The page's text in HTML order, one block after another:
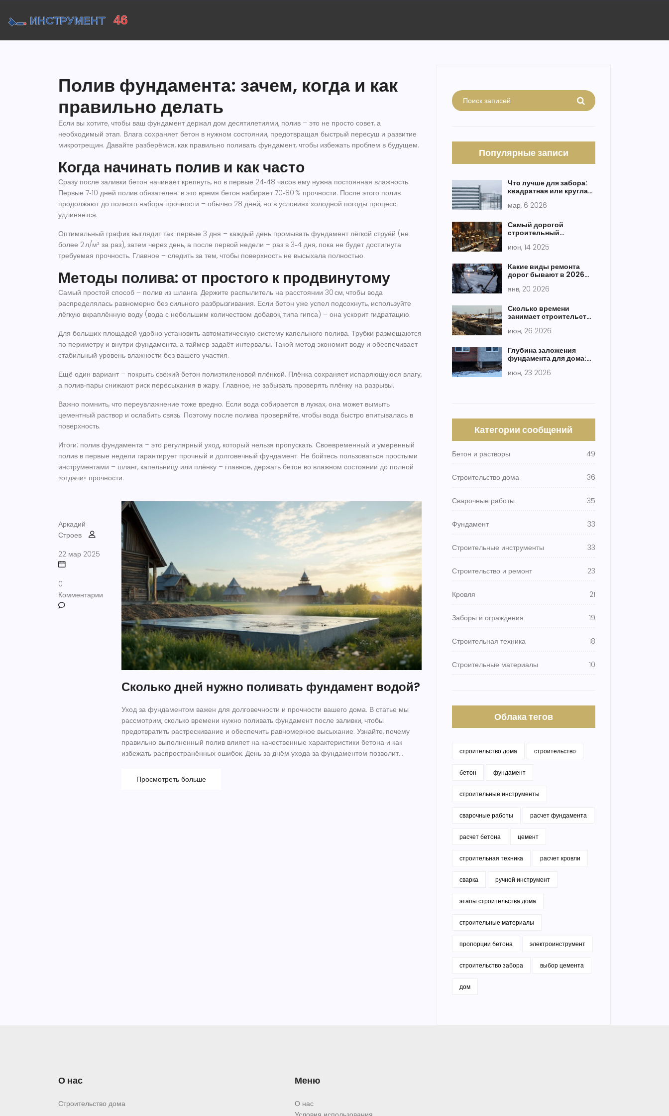
Полив фундамента: зачем, когда и как
правильно делать
Если вы хотите, чтобы ваш фундамент держал дом десятилетиями, полив – это не просто совет, а
необходимый этап. Влага сохраняет бетон в нужном состоянии, предотвращая быстрый пересуш и развитие
микротрещин. Давайте разберёмся, как правильно поливать фундамент, чтобы избежать проблем в будущем.
Когда начинать полив и как часто
Сразу после заливки бетон начинает крепнуть, но в первые 24‑48 часов ему нужна постоянная влажность.
Первые 7‑10 дней полив обязателен: в это время бетон набирает 70‑80 % прочности. После этого полив
продолжают до полного набора прочности – обычно 28 дней, но в условиях холодной погоды процесс
удлиняется.
Оптимальный график выглядит так: первые 3 дня – каждый день промывать фундамент лёгкой струёй (не
более 2 л/м² за раз), затем через день, а после первой недели – раз в 3‑4 дня, пока не будет достигнута
требуемая прочность. Главное – следить за тем, чтобы поверхность не высыхала полностью.
Методы полива: от простого к продвинутому
Самый простой способ – полив из шланга. Держите распылитель на расстоянии 30 см, чтобы вода
распределялась равномерно без сильного разбрызгивания. Если бетон уже успел подсохнуть, используйте
лёгкую вкраплённую воду (вода с небольшим количеством добавок, типа гипса) – она ускорит гидратацию.
Для больших площадей удобно установить автоматическую систему капельного полива. Трубки размещаются
по периметру и внутри фундамента, а таймер задаёт интервалы. Такой метод экономит воду и обеспечивает
стабильный уровень влажности без вашего участия.
Ещё один вариант – покрыть свежий бетон полиэтиленовой плёнкой. Плёнка сохраняет испаряющуюся влагу,
а полив‑пары снижают риск пересыхания в жару. Главное, не забывать проверять плёнку на разрывы.
Важно помнить, что переувлажнение тоже вредно. Если вода собирается в лужах, она может вымыть
цементный раствор и ослабить связь. Поэтому после полива проверяйте, чтобы вода быстро впитывалась в
поверхность.
Итоги: полив фундамента – это регулярный уход, который нельзя пропускать. Своевременный и умеренный
полив в первые недели гарантирует прочный и долговечный фундамент. Не бойтесь пользоваться простыми
инструментами – шланг, капельницу или плёнку – главное, держать бетон во влажном состоянии до полной
«отдачи» прочности.
Аркадий
Строев
22 мар 2025
0
Комментарии
Сколько дней нужно поливать фундамент водой?
Уход за фундаментом важен для долговечности и прочности вашего дома. В статье мы
рассмотрим, сколько времени нужно поливать фундамент после заливки, чтобы
предотвратить растрескивание и обеспечить равномерное высыхание. Узнайте, почему
правильно выполненный полив влияет на качественные характеристики бетона и как
избежать распространённых ошибок. День за днём ухода за фундаментом позволит
простоит долгие годы.
Просмотреть больше
Популярные записи
Что лучше для забора:
квадратная или круглая
мар, 6 2026
Самый дорогой
строительный
сколько стоит быть
июн, 14 2025
Какие виды ремонта
дорог бывают в 2026
янв, 20 2026
Сколько времени
занимает строительство
по этапам
июн, 26 2026
Глубина заложения
фундамента для дома:
июн, 23 2026
Категории сообщений
Бетон и растворы 49
Строительство дома 36
Сварочные работы 35
Фундамент 33
Строительные инструменты 33
Строительство и ремонт 23
Кровля 21
Заборы и ограждения 19
Строительная техника 18
Строительные материалы 10
Облака тегов
строительство дома строительство
бетон фундамент
строительные инструменты
сварочные работы расчет фундамента
расчет бетона цемент
строительная техника расчет кровли
сварка ручной инструмент
этапы строительства дома
строительные материалы
пропорции бетона электроинструмент
строительство забора выбор цемента
дом
О нас
Строительство дома
Меню
О нас